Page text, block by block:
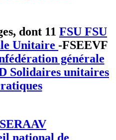
dont 11 FSU FSU
Unitaire -FSEEVF
générale
Solidaires unitaires
national de